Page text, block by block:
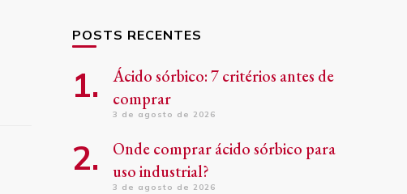
POSTS RECENTES
Ácido sórbico: 7 critérios antes de
comprar
3 de agosto de 2026
Onde comprar ácido sórbico para
uso industrial?
3 de agosto de 2026